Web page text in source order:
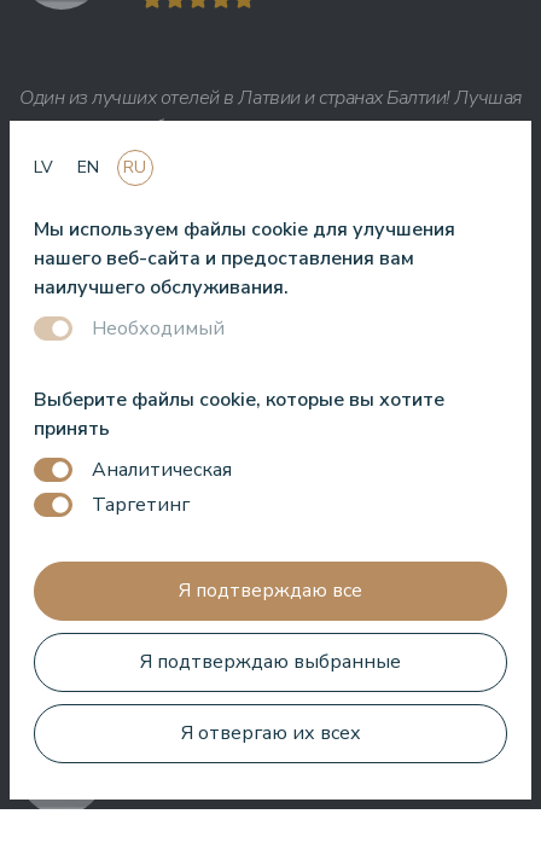
Один из лучших отелей в Латвии и странах Балтии! Лучшая
кухня, лучшее обслуживание, лучшее расположение,
лучший вид. Очень хороший СПА!
хорошие, расположение рядом с морем. Бармены
дружелюбны и приготовили отличный коктейль.
Aleks Aves
Очень хороший СПА, удивительные процедуры, хорошие
номера, вкусная еда и полезное обслуживание. Нам очень
понравилось.
Zuza Ritter
LV EN RU
Мы используем файлы cookie для улучшения
нашего веб-сайта и предоставления вам
наилучшего обслуживания.
Необходимый
Выберите файлы cookie, которые вы хотите
принять
Аналитическая
Таргетинг
Я подтверждаю все
Я подтверждаю выбранные
Я отвергаю их всех